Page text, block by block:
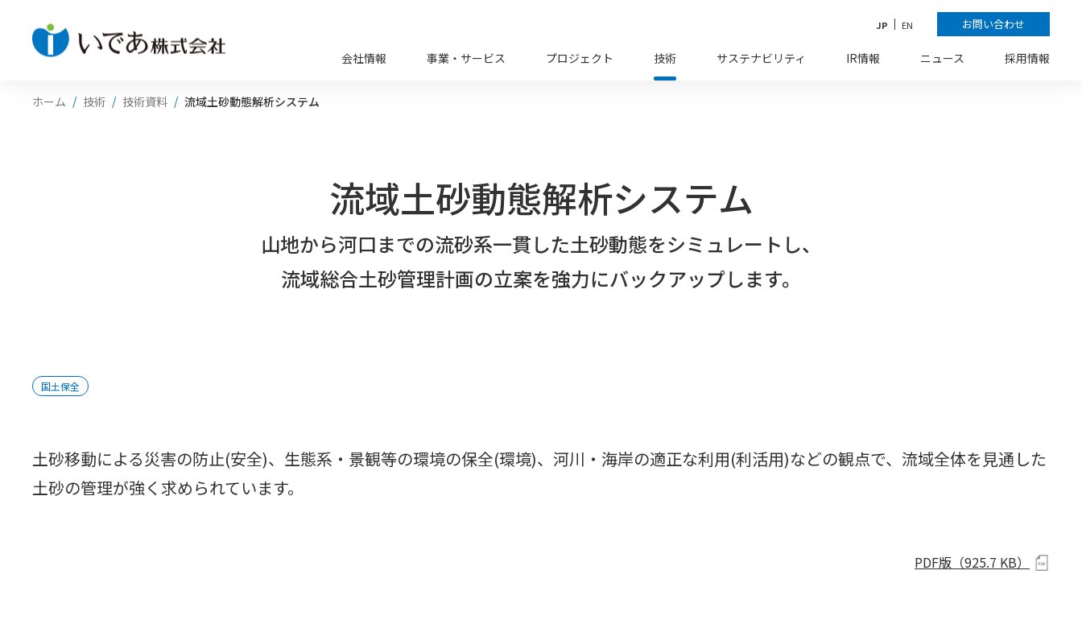
JP EN お問い合わせ
会社情報 事業・サービス プロジェクト 技術 サステナビリティ IR情報 ニュース 採用情報
ホーム 技術 技術資料 流域土砂動態解析システム
流域土砂動態解析システム
山地から河口までの流砂系一貫した土砂動態をシミュレートし、
流域総合土砂管理計画の立案を強力にバックアップします。
国⼟保全
土砂移動による災害の防止(安全)、生態系・景観等の環境の保全(環境)、河川・海岸の適正な利用(利活用)などの観点で、流域全体を見通した
土砂の管理が強く求められています。
PDF版 （925.7 KB）